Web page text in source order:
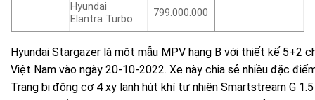
Hyundai
Elantra Turbo
799.000.000
Hyundai Stargazer là một mẫu MPV hạng B với thiết kế 5+2
Việt Nam vào ngày 20-10-2022. Xe này chia sẻ nhiều đặc
Trang bị động cơ 4 xy lanh hút khí tự nhiên Smartstream G